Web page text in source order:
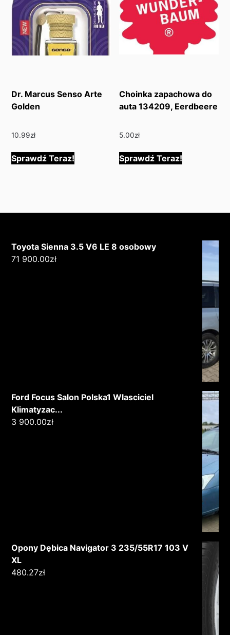
Dr. Marcus Senso Arte
Golden
10.99zł
Sprawdź Teraz!
Choinka zapachowa do
auta 134209, Eerdbeere
5.00zł
Sprawdź Teraz!
Toyota Sienna 3.5 V6 LE 8 osobowy
71 900.00zł
Ford Focus Salon Polska1 Wlasciciel
Klimatyzac...
3 900.00zł
Opony Dębica Navigator 3 235/55R17 103 V
XL
480.27zł